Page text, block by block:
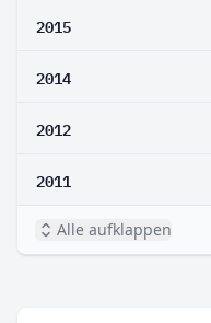
2015
2014
2012
2011
Alle aufklappen